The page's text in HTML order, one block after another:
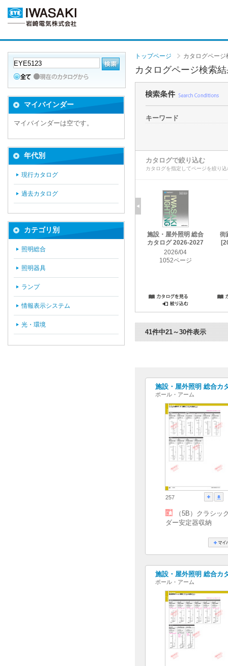
トップページ カタログページ
カタログページ検索
キーワード
カタログで絞り込む
カタログを指定してページを絞り
施設・屋外照明 総合
カタログ 2026-2027
2026/04
1052ページ
街
41件中21～30件表示
施設・屋外照明 総合カ
ポール・アーム
257
（5B）クラシッ
ダー安定器収納
施設・屋外照明 総合カ
ポール・アーム
マイバインダー
マイバインダーは空です。
年代別
現行カタログ
過去カタログ
カテゴリ別
照明総合
照明器具
ランプ
情報表示システム
光・環境